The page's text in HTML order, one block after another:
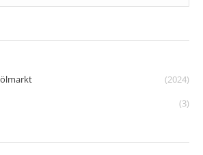
(2024)
(3)